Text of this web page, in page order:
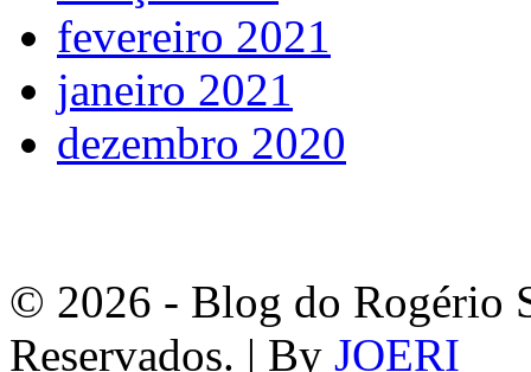
fevereiro 2021
janeiro 2021
dezembro 2020
© 2026 - Blog do Rogério
Reservados. | By JOERI